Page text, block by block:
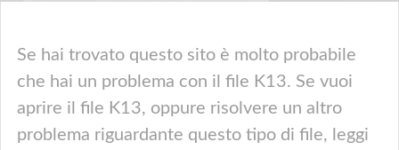
Se hai trovato questo sito è molto probabile
che hai un problema con il file K13. Se vuoi
aprire il file K13, oppure risolvere un altro
problema riguardante questo tipo di file, leggi